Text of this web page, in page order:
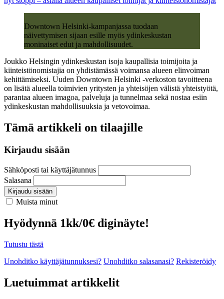
Downtown Helsinki-kampanjassa tuodaan
näivettymisen sijaan esille myös ydinkeskustan
moninaiset edut ja mahdollisuudet.
Joukko Helsingin ydinkeskustan isoja kaupallisia toimijoita ja
kiinteistönomistajia on yhdistämässä voimansa alueen elinvoiman
kehittämiseksi. Uuden Downtown Helsinki -verkoston tavoitteena
on lisätä alueella toimivien yritysten ja yhteisöjen välistä yhteistyötä,
parantaa alueen imagoa, palveluja ja tunnelmaa sekä nostaa esiin
ydinkeskustan mahdollisuuksia ja vetovoimaa.
Tämä artikkeli on tilaajille
Kirjaudu sisään
Sähköposti tai käyttäjätunnus
Salasana
Kirjaudu sisään
Muista minut
Hyödynnä 1kk/0€ diginäyte!
Tutustu tästä
Unohditko käyttäjätunnuksesi? Unohditko salasanasi? Rekisteröidy
Luetuimmat artikkelit